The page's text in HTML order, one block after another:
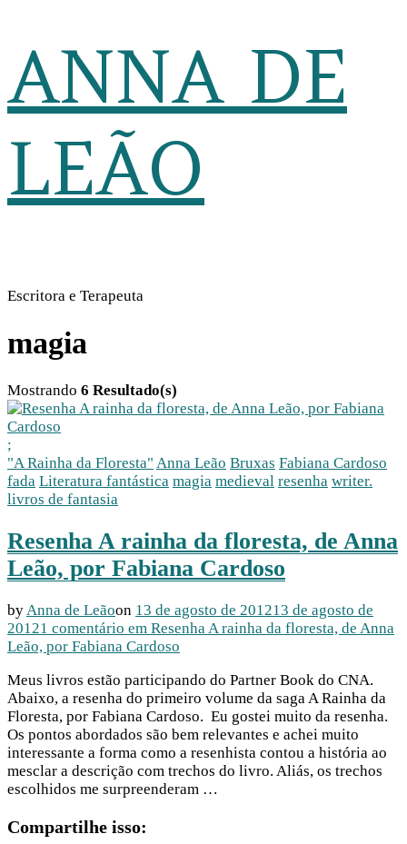
ANNA DE
LEÃO
Escritora e Terapeuta
magia
Mostrando 6 Resultado(s)
;
"A Rainha da Floresta" Anna Leão Bruxas Fabiana Cardoso
fada Literatura fantástica magia medieval resenha writer.
livros de fantasia
Resenha A rainha da floresta, de Anna
Leão, por Fabiana Cardoso
byAnna de Leãoon 13 de agosto de 201213 de agosto de
20121 comentário em Resenha A rainha da floresta, de Anna
Leão, por Fabiana Cardoso
Meus livros estão participando do Partner Book do CNA.
Abaixo, a resenha do primeiro volume da saga A Rainha da
Floresta, por Fabiana Cardoso. Eu gostei muito da resenha.
Os pontos abordados são bem relevantes e achei muito
interessante a forma como a resenhista contou a história ao
mesclar a descrição com trechos do livro. Aliás, os trechos
escolhidos me surpreenderam …
Compartilhe isso: